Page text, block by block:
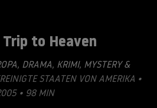
to Heaven
, DRAMA, KRIMI, MYSTERY &
STAATEN VON AMERIKA •
• 98 MIN